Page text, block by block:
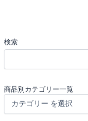
検索
商品別カテゴリー一覧